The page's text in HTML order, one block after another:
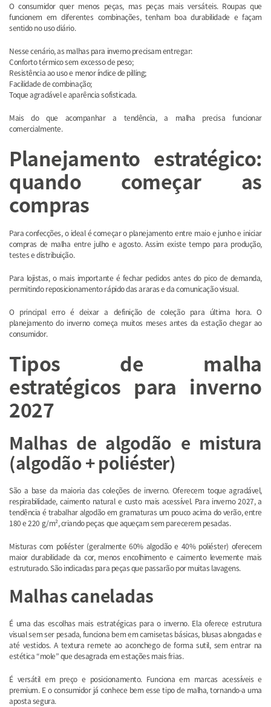
O consumidor quer menos peças, mas peças mais versáteis. Roupas que
funcionem em diferentes combinações, tenham boa durabilidade e façam
sentido no uso diário.
Nesse cenário, as malhas para inverno precisam entregar:
Conforto térmico sem excesso de peso;
Resistência ao uso e menor índice de pilling;
Facilidade de combinação;
Toque agradável e aparência sofisticada.
Mais do que acompanhar a tendência, a malha precisa funcionar
comercialmente.
Planejamento estratégico:
quando começar as
compras
Para confecções, o ideal é começar o planejamento entre maio e junho e iniciar
compras de malha entre julho e agosto. Assim existe tempo para produção,
testes e distribuição.
Para lojistas, o mais importante é fechar pedidos antes do pico de demanda,
permitindo reposicionamento rápido das araras e da comunicação visual.
O principal erro é deixar a definição de coleção para última hora. O
planejamento do inverno começa muitos meses antes da estação chegar ao
consumidor.
Tipos de malha
estratégicos para inverno
2027
Malhas de algodão e mistura
(algodão + poliéster)
São a base da maioria das coleções de inverno. Oferecem toque agradável,
respirabilidade, caimento natural e custo mais acessível. Para inverno 2027, a
tendência é trabalhar algodão em gramaturas um pouco acima do verão, entre
180 e 220 g/m², criando peças que aqueçam sem parecerem pesadas.
Misturas com poliéster (geralmente 60% algodão e 40% poliéster) oferecem
maior durabilidade da cor, menos encolhimento e caimento levemente mais
estruturado. São indicadas para peças que passarão por muitas lavagens.
Malhas caneladas
É uma das escolhas mais estratégicas para o inverno. Ela oferece estrutura
visual sem ser pesada, funciona bem em camisetas básicas, blusas alongadas e
até vestidos. A textura remete ao aconchego de forma sutil, sem entrar na
estética “mole” que desagrada em estações mais frias.
É versátil em preço e posicionamento. Funciona em marcas acessíveis e
premium. E o consumidor já conhece bem esse tipo de malha, tornando-a uma
aposta segura.